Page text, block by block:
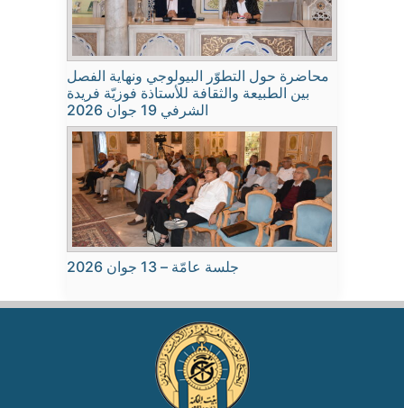
محاضرة حول التطوّر البيولوجي ونهاية الفصل
بين الطبيعة والثقافة للأستاذة فوزيّة فريدة
الشرفي 19 جوان 2026
جلسة عامّة – 13 جوان 2026